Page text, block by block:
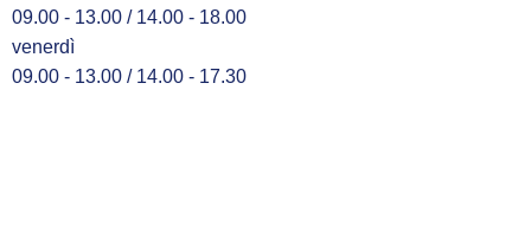
09.00 - 13.00 / 14.00 - 18.00
venerdì
09.00 - 13.00 / 14.00 - 17.30